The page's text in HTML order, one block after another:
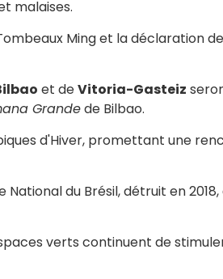
malaises.
Ming et la déclaration
et deVitoria-Gasteiz
Grandede Bilbao.
d'Hiver, promettant une
du Brésil, détruit en
verts continuent de